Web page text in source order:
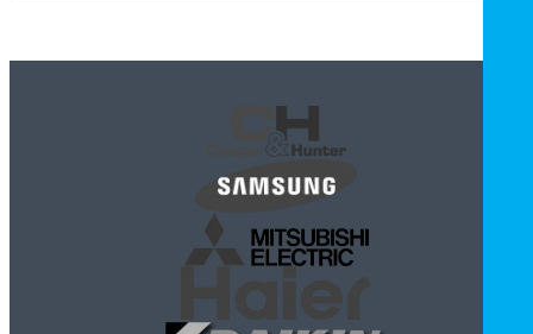
на території України. Ми забезпечуємо
клієнтів можливістю купити кондиціонер Daikin у
інше обладнання цього виробника за найчеснішими
цінами, виконуємо роботи з установки спліт-систем
Daikin та будь-якого іншого обладнання – теплових
насосів, мультиспліт-систем Daikin, канальних та
касетних кондиціонерів, фанкойлів, котлів,